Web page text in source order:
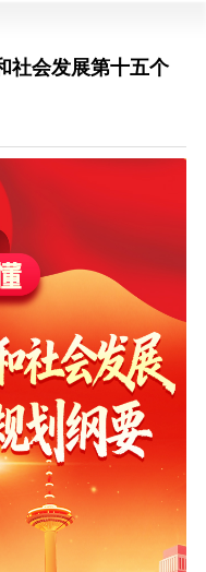
会发展第十五个